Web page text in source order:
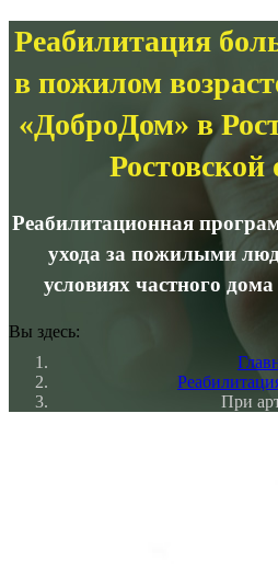
Реабилитация
в пожилом
«ДоброДом» в
Ростовской
Реабилитационная
ухода за пожилыми
условиях частного
Вы здесь:
При